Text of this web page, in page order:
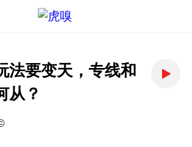
法要变天，专线和
从？